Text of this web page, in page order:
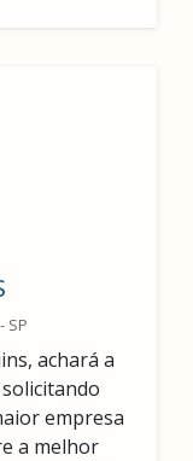
SP
achará a
empresa
a melhor